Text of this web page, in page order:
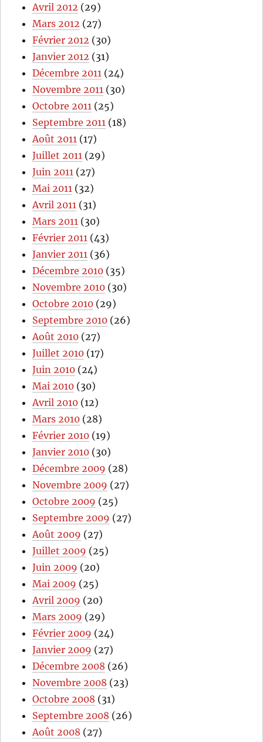
Avril 2012 (29)
Mars 2012 (27)
Février 2012 (30)
Janvier 2012 (31)
Décembre 2011 (24)
Novembre 2011 (30)
Octobre 2011 (25)
Septembre 2011 (18)
Août 2011 (17)
Juillet 2011 (29)
Juin 2011 (27)
Mai 2011 (32)
Avril 2011 (31)
Mars 2011 (30)
Février 2011 (43)
Janvier 2011 (36)
Décembre 2010 (35)
Novembre 2010 (30)
Octobre 2010 (29)
Septembre 2010 (26)
Août 2010 (27)
Juillet 2010 (17)
Juin 2010 (24)
Mai 2010 (30)
Avril 2010 (12)
Mars 2010 (28)
Février 2010 (19)
Janvier 2010 (30)
Décembre 2009 (28)
Novembre 2009 (27)
Octobre 2009 (25)
Septembre 2009 (27)
Août 2009 (27)
Juillet 2009 (25)
Juin 2009 (20)
Mai 2009 (25)
Avril 2009 (20)
Mars 2009 (29)
Février 2009 (24)
Janvier 2009 (27)
Décembre 2008 (26)
Novembre 2008 (23)
Octobre 2008 (31)
Septembre 2008 (26)
Août 2008 (27)